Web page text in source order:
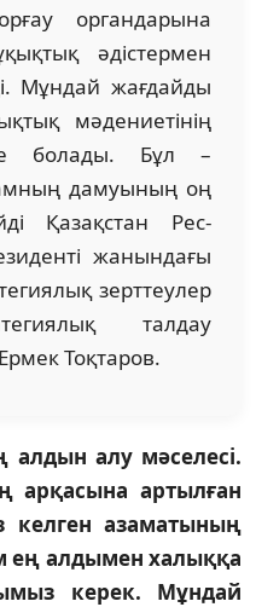
органдарына
әдістер­мен
Мұндай жағ­дайды
мәдениетінің
болады. Бұл –
да­муы­ның оң
Қа­зақстан Рес­
жа­нын­дағы
зерттеулер
талдау
Тоқтаров.
алдын алу мәселесі.
арқасына артылған
келген азаматының
ең алдымен халыққа
керек. Мұндай